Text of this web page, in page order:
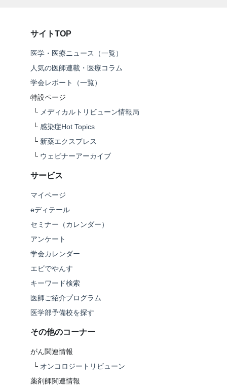
サイトTOP
医学・医療ニュース（一覧）
人気の医師連載・医療コラム
学会レポート（一覧）
特設ページ
└ メディカルトリビューン情報局
└ 感染症Hot Topics
└ 新薬エクスプレス
└ ウェビナーアーカイブ
サービス
マイページ
eディテール
セミナー（カレンダー）
アンケート
学会カレンダー
エビでやんす
キーワード検索
医師ご紹介プログラム
医学部予備校を探す
その他のコーナー
がん関連情報
└ オンコロジートリビューン
薬剤師関連情報